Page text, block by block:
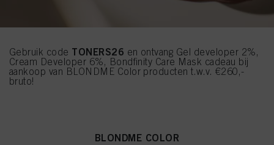
Gebruik code TONERS26 en ontvang Gel developer 2%,
Cream Developer 6%, Bondfinity Care Mask cadeau bij
aankoop van BLONDME Color producten t.w.v. €260,-
bruto!
BLONDME COLOR